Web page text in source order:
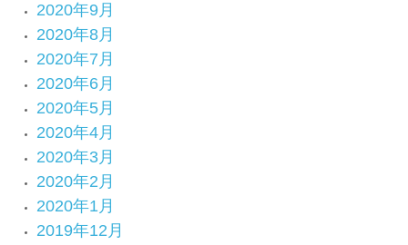
2020年9月
2020年8月
2020年7月
2020年6月
2020年5月
2020年4月
2020年3月
2020年2月
2020年1月
2019年12月